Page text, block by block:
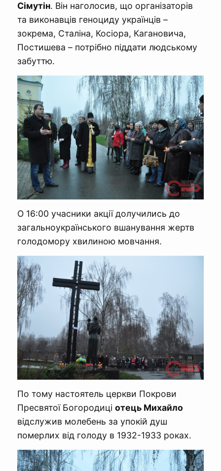
Сімутін. Він наголосив, що організаторів
та виконавців геноциду українців –
зокрема, Сталіна, Косіора, Кагановича,
Постишева – потрібно піддати людському
забуттю.
О 16:00 учасники акції долучились до
загальноукраїнського вшанування жертв
голодомору хвилиною мовчання.
По тому настоятель церкви Покрови
Пресвятої Богородиці отець Михайло
відслужив молебень за упокій душ
померлих від голоду в 1932-1933 роках.